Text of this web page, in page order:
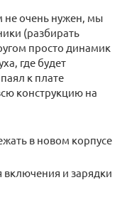
не очень нужен, мы
(разбирать
просто динамик
где будет
к плате
конструкцию на
в новом корпусе
включения и зарядки